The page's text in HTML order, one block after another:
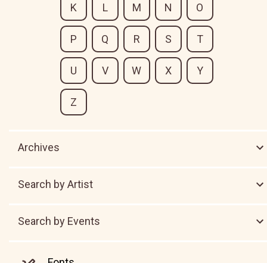
K L M N O
P Q R S T
U V W X Y
Z
Archives
Search by Artist
Search by Events